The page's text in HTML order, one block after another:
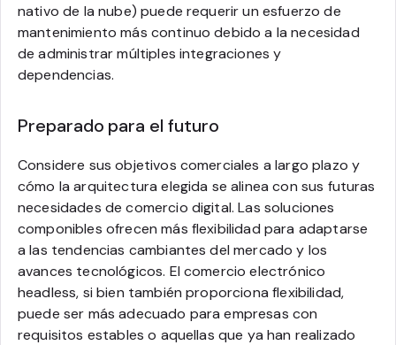
nativo de la nube) puede requerir un esfuerzo de
mantenimiento más continuo debido a la necesidad
de administrar múltiples integraciones y
dependencias.
Preparado para el futuro
Considere sus objetivos comerciales a largo plazo y
cómo la arquitectura elegida se alinea con sus futuras
necesidades de comercio digital. Las soluciones
componibles ofrecen más flexibilidad para adaptarse
a las tendencias cambiantes del mercado y los
avances tecnológicos. El comercio electrónico
headless, si bien también proporciona flexibilidad,
puede ser más adecuado para empresas con
requisitos estables o aquellas que ya han realizado